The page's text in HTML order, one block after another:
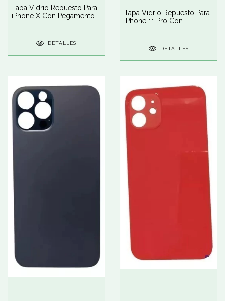
Tapa Vidrio Repuesto Para
iPhone X Con Pegamento
DETALLES
Tapa Vidrio Repuesto Para
iPhone 11 Pro Con
DETALLES